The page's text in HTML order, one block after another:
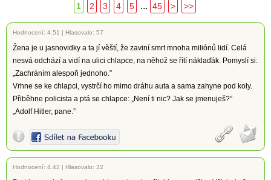
1 2 3 4 5 ... 45 > >>
Hodnocení: 4.51 | Hlasovalo: 57
Žena je u jasnovidky a ta jí věští, že zaviní smrt mnoha miliónů lidí. Celá
nesvá odchází a vidí na ulici chlapce, na něhož se řítí náklaďák. Pomyslí si:
„Zachráním alespoň jednoho.”
Vrhne se ke chlapci, vystrčí ho mimo dráhu auta a sama zahyne pod koly.
Přiběhne policista a ptá se chlapce: „Není ti nic? Jak se jmenuješ?”
„Adolf Hitler, pane.”
Hodnocení: 4.42 | Hlasovalo: 32